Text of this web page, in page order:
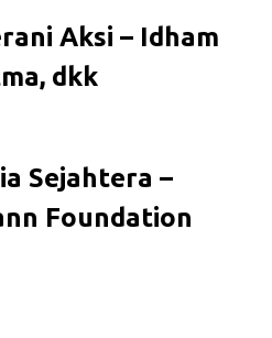
Aksi – Idham
dkk
Sejahtera –
Foundation